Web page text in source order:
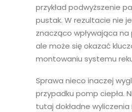
przykład podwyższenie
pustak. W rezultacie nie
znacząco wpływająca
ale może się okazać
montowaniu systemu
Sprawa nieco inaczej
przypadku pomp ciepła.
tutaj dokładne wyliczenia